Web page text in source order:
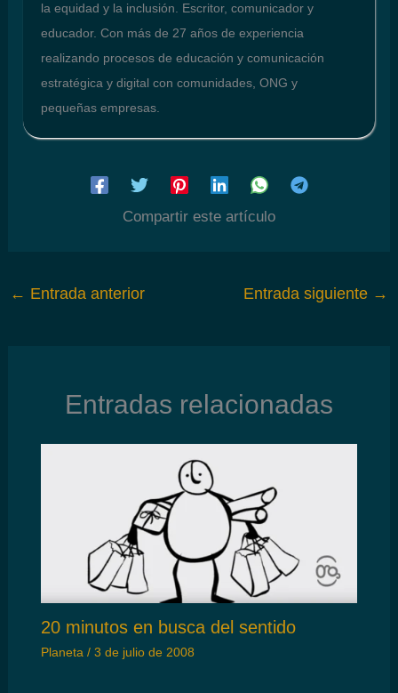
la equidad y la inclusión. Escritor, comunicador y
educador. Con más de 27 años de experiencia
realizando procesos de educación y comunicación
estratégica y digital con comunidades, ONG y
pequeñas empresas.
Compartir este artículo
← Entrada anterior Entrada siguiente →
Entradas relacionadas
20 minutos en busca del sentido
Planeta / 3 de julio de 2008